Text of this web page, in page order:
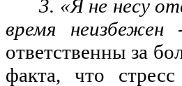
3. «Я не несу
время
ответственны за
факта, что